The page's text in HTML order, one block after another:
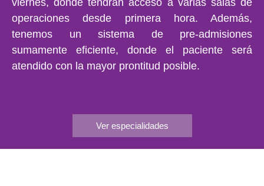
operaciones desde primera hora. Además,
tenemos un sistema de pre-admisiones
sumamente eficiente, donde el paciente será
atendido con la mayor prontitud posible.
Ver especialidades